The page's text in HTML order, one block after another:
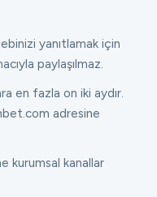
yanıtlamak için
paylaşılmaz.
en fazla on iki aydır.
adresine
kurumsal kanallar